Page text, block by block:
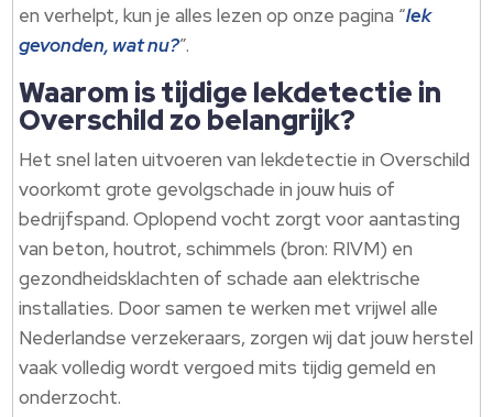
en verhelpt, kun je alles lezen op onze pagina “lek
gevonden, wat nu?”.
Waarom is tijdige lekdetectie in
Overschild zo belangrijk?
Het snel laten uitvoeren van lekdetectie in Overschild
voorkomt grote gevolgschade in jouw huis of
bedrijfspand. Oplopend vocht zorgt voor aantasting
van beton, houtrot, schimmels (bron: RIVM) en
gezondheidsklachten of schade aan elektrische
installaties. Door samen te werken met vrijwel alle
Nederlandse verzekeraars, zorgen wij dat jouw herstel
vaak volledig wordt vergoed mits tijdig gemeld en
onderzocht.